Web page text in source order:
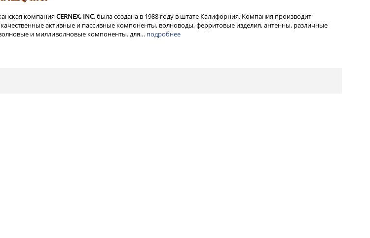
компанияCERNEX, INC.была создана в 1988 году в штате Калифорния. Компания производит
активные и пассивные компоненты, волноводы, ферритовые изделия, антенны, различные
и милливолновые компоненты. для… подробнее